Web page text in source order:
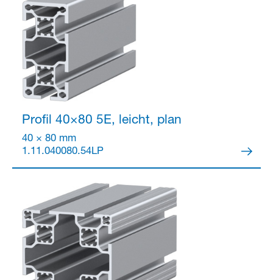
Profil 40×80 5E, leicht, plan
40 × 80 mm
1.11.040080.54LP
Partner Login
Anmelden